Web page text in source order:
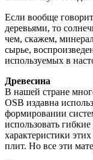
Если вообще
деревьями, то
чем, скажем,
сырье,
используемых в
Древесина
В нашей стране
OSB издавна
формировании
использовать
характеристики
плит. Но все эти